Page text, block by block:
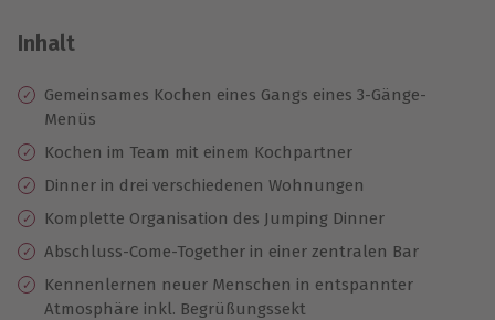
3 Jahre gültig & verlängerbar.
Inhalt
Gemeinsames Kochen eines Gangs eines 3-Gänge-
Menüs
Kochen im Team mit einem Kochpartner
Dinner in drei verschiedenen Wohnungen
Komplette Organisation des Jumping Dinner
Abschluss-Come-Together in einer zentralen Bar
Kennenlernen neuer Menschen in entspannter
Atmosphäre inkl. Begrüßungssekt